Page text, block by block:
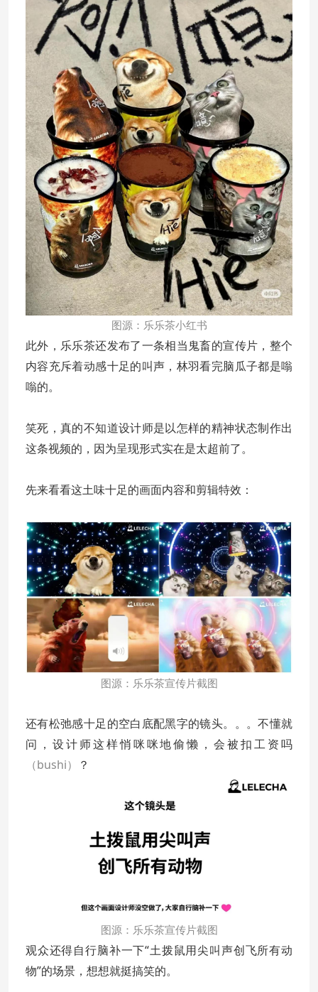
图源：乐乐茶小红书
此外，乐乐茶还发布了一条相当鬼畜的宣传片，整个
内容充斥着动感十足的叫声，林羽看完脑瓜子都是嗡
嗡的。
笑死，真的不知道设计师是以怎样的精神状态制作出
这条视频的，因为呈现形式实在是太超前了。
先来看看这土味十足的画面内容和剪辑特效：
图源：乐乐茶宣传片截图
还有松弛感十足的空白底配黑字的镜头。。。不懂就
问，设计师这样悄咪咪地偷懒，会被扣工资吗
（bushi）
？
图源：乐乐茶宣传片截图
观众还得自行脑补一下“土拨鼠用尖叫声创飞所有动
物”的场景，想想就挺搞笑的。